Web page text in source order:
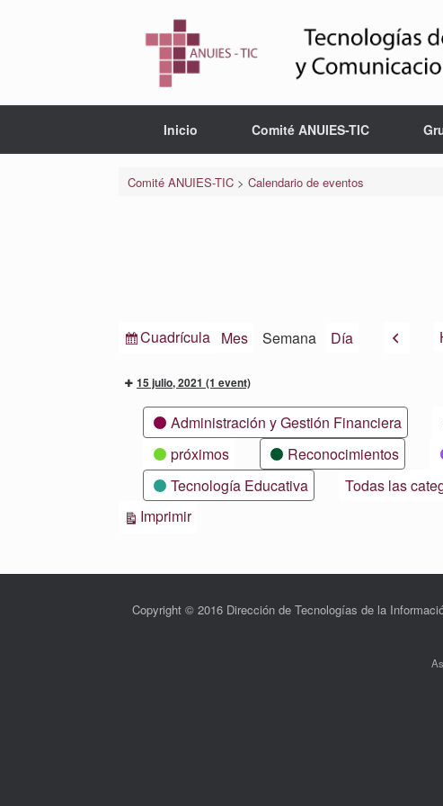
Inicio Comité ANUIES-TIC
Comité ANUIES-TIC> Calendario de eventos
Ver
Cuadrícula Mes Semana Día
15 julio, 2021 (1 event)
CategoríasAdministración y Gestión Financiera
próximos
Reconocimientos
Tecnología Educativa
Todas las
ImprimirVistas
Copyright © 2016 Dirección de Tecnologías de la